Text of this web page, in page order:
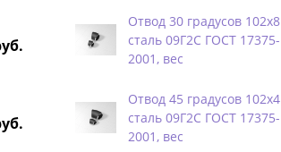
Отвод 30 градусов 102х8
сталь 09Г2С ГОСТ 17375-
2001, вес
Отвод 45 градусов 102х4
сталь 09Г2С ГОСТ 17375-
2001, вес